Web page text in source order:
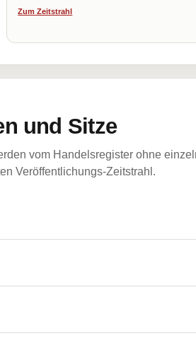
Zum Zeitstrahl
und Sitze
vom Handelsregister ohne
Veröffentlichungs-Zeitstrahl.